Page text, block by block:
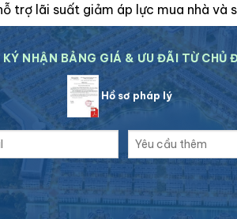
trợ lãi suất giảm áp lực mua nhà và
NHẬN BẢNG GIÁ & ƯU ĐÃI TỪ CHỦ
Hồ sơ pháp lý